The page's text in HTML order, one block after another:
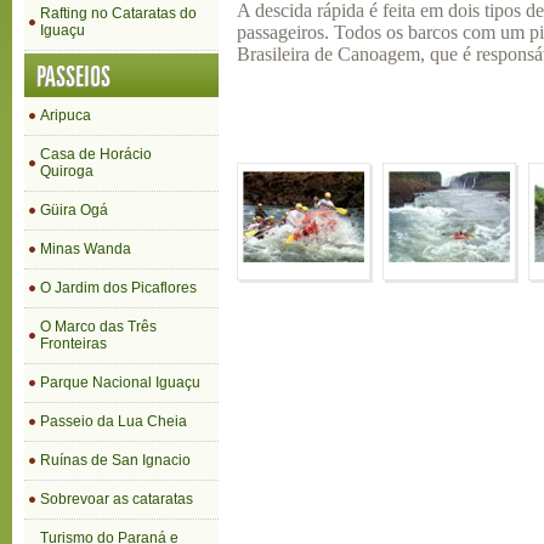
Rafting no Cataratas do
Iguaçu
PASSEIOS
Aripuca
Casa de Horácio
Quiroga
Güira Ogá
Minas Wanda
O Jardim dos Picaflores
O Marco das Três
Fronteiras
Parque Nacional Iguaçu
Passeio da Lua Cheia
Ruínas de San Ignacio
Sobrevoar as cataratas
Turismo do Paraná e
A descida rápida é feita em dois tipos
passageiros. Todos os barcos com um
Brasileira de Canoagem, que é